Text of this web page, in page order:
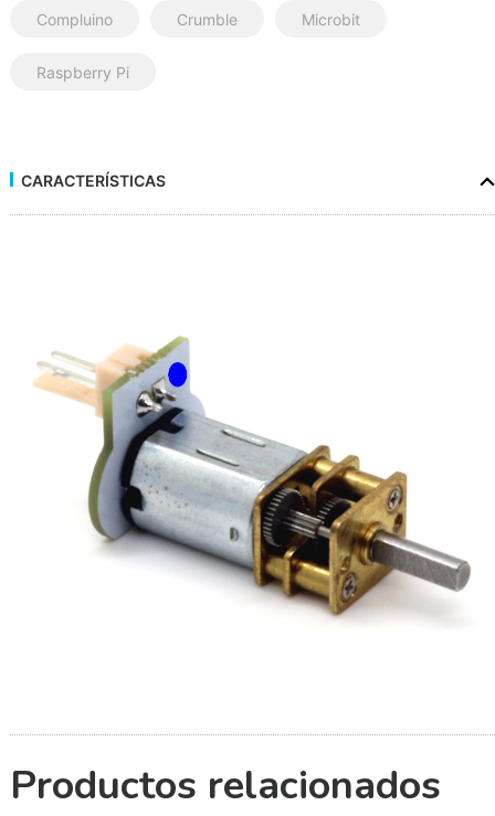
Compluino Crumble Microbit
Raspberry Pi
CARACTERÍSTICAS
Productos relacionados